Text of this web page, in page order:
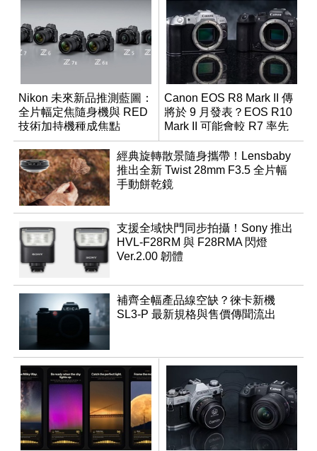
Nikon 未來新品推測藍圖：
全片幅定焦隨身機與 RED
技術加持機種成焦點
Canon EOS R8 Mark II 傳
將於 9 月發表？EOS R10
Mark II 可能會較 R7 率先
推出
經典旋轉散景隨身攜帶！Lensbaby
推出全新 Twist 28mm F3.5 全片幅
手動餅乾鏡
支援全域快門同步拍攝！Sony 推出
HVL-F28RM 與 F28RMA 閃燈
Ver.2.00 韌體
補齊全幅產品線空缺？徠卡新機
SL3-P 最新規格與售價傳聞流出